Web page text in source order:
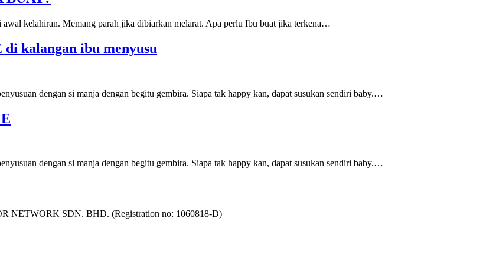
kelahiran. Memang parah jika dibiarkan melarat. Apa perlu Ibu buat jika terkena…
kalangan ibu menyusu
dengan si manja dengan begitu gembira. Siapa tak happy kan, dapat susukan sendiri baby.…
dengan si manja dengan begitu gembira. Siapa tak happy kan, dapat susukan sendiri baby.…
NETWORK SDN. BHD. (Registration no: 1060818-D)